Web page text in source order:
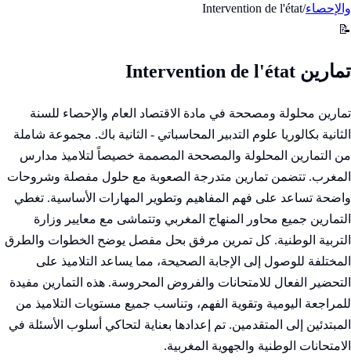
والإحصاء/
Intervention de l'état
📝
تمارين Intervention de l'état
تمارين محلولة ومصححة في مادة الاقتصاد العام والإحصاء للسنة
الثانية بكالوريا علوم التدبير المحاسباتي - الثانية باك. مجموعة شاملة
من التمارين المحلولة والمصححة المصممة خصيصاً لتلاميذ مدارس
المغرب. تتضمن تمارين متدرجة الصعوبة مع حلول مفصلة وشروحات
واضحة تساعد على فهم المفاهيم وتطوير المهارات الأساسية. تغطي
التمارين جميع محاور المنهاج المغربي وتتماشى مع معايير وزارة
التربية الوطنية. كل تمرين مرفق بحل مفصل يوضح الخطوات والطرق
المختلفة للوصول إلى الإجابة الصحيحة، مما يساعد التلاميذ على
التحضير الفعال للامتحانات والفروض المحروسة. هذه التمارين مفيدة
للمراجعة اليومية وتقوية الفهم، وتناسب جميع مستويات التلاميذ من
المبتدئين إلى المتقدمين. تم إعدادها بعناية لتحاكي أسلوب الأسئلة في
الامتحانات الوطنية والجهوية المغربية.